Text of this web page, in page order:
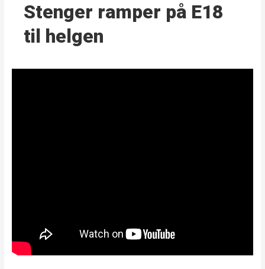
Stenger ramper på E18
til helgen